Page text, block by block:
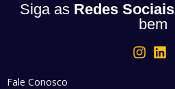
Siga as Redes Sociais
bem
Fale Conosco